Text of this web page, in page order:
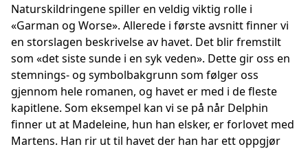
Naturskildringene spiller en veldig viktig rolle i
«Garman og Worse». Allerede i første avsnitt finner vi
en storslagen beskrivelse av havet. Det blir fremstilt
som «det siste sunde i en syk veden». Dette gir oss en
stemnings- og symbolbakgrunn som følger oss
gjennom hele romanen, og havet er med i de fleste
kapitlene. Som eksempel kan vi se på når Delphin
finner ut at Madeleine, hun han elsker, er forlovet med
Martens. Han rir ut til havet der han har ett oppgjør